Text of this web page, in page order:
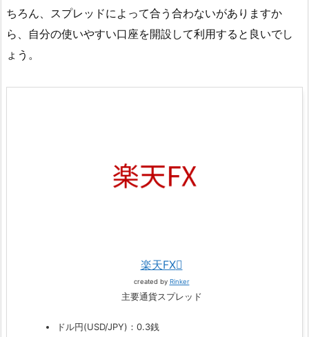
ちろん、スプレッドによって合う合わないがありますか
ら、自分の使いやすい口座を開設して利用すると良いでし
ょう。
楽天FX
created by Rinker
主要通貨スプレッド
ドル円(USD/JPY)：0.3銭